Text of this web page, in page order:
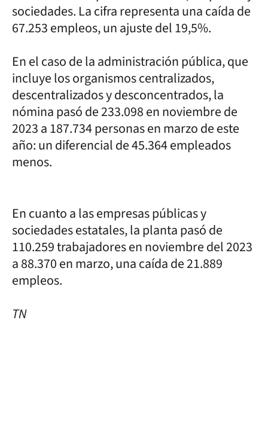
sociedades. La cifra representa una caída de
67.253 empleos, un ajuste del 19,5%.
En el caso de la administración pública, que
incluye los organismos centralizados,
descentralizados y desconcentrados, la
nómina pasó de 233.098 en noviembre de
2023 a 187.734 personas en marzo de este
año: un diferencial de 45.364 empleados
menos.
En cuanto a las empresas públicas y
sociedades estatales, la planta pasó de
110.259 trabajadores en noviembre del 2023
a 88.370 en marzo, una caída de 21.889
empleos.
TN